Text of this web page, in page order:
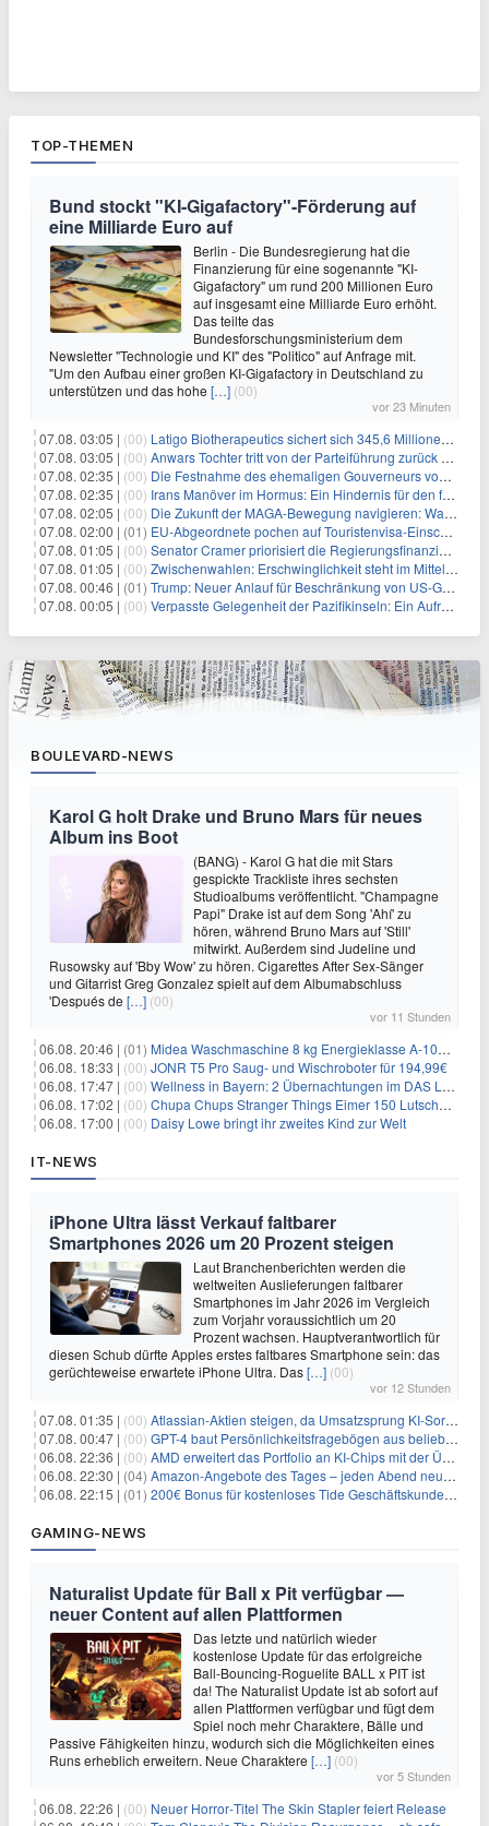
TOP-THEMEN
Bund stockt "KI-Gigafactory"-Förderung auf
eine Milliarde Euro auf
Berlin - Die Bundesregierung hat die
Finanzierung für eine sogenannte "KI-
Gigafactory" um rund 200 Millionen Euro
auf insgesamt eine Milliarde Euro erhöht.
Das teilte das
Bundesforschungsministerium dem
Newsletter "Technologie und KI" des "Politico" auf Anfrage mit.
"Um den Aufbau einer großen KI-Gigafactory in Deutschland zu
unterstützen und das hohe […] (00)
vor 23 Minuten
07.08. 03:05 | (00) Latigo Biotherapeutics sichert sich 345,6 Millionen Dollar in einer erhöhten IPO und ebnet den Weg für nicht-opioide Schmerztherapie
07.08. 03:05 | (00) Anwars Tochter tritt von der Parteiführung zurück und hebt politische Turbulenzen hervor
07.08. 02:35 | (00) Die Festnahme des ehemaligen Gouverneurs von Mexiko hebt die anhaltenden Herausforderungen in der Governance und im Geschäftsumfeld hervor
07.08. 02:35 | (00) Irans Manöver im Hormus: Ein Hindernis für den freien Handel und das Investorenvertrauen
07.08. 02:05 | (00) Die Zukunft der MAGA-Bewegung navigieren: Was steht für Investoren auf dem Spiel?
07.08. 02:00 | (01) EU-Abgeordnete pochen auf Touristenvisa-Einschränkungen für Russen
07.08. 01:05 | (00) Senator Cramer priorisiert die Regierungsfinanzierung angesichts des bevorstehenden Ferienbeginns
07.08. 01:05 | (00) Zwischenwahlen: Erschwinglichkeit steht im Mittelpunkt, während die Demokraten auf die Mehrheit im Repräsentantenhaus zielen
07.08. 00:46 | (01) Trump: Neuer Anlauf für Beschränkung von US-Geburtsrecht
07.08. 00:05 | (00) Verpasste Gelegenheit der Pazifikinseln: Ein Aufruf zu einer stärkeren Haltung gegen Chinas militärische Provokationen
BOULEVARD-NEWS
Karol G holt Drake und Bruno Mars für neues
Album ins Boot
(BANG) - Karol G hat die mit Stars
gespickte Trackliste ihres sechsten
Studioalbums veröffentlicht. "Champagne
Papi" Drake ist auf dem Song 'Ahí' zu
hören, während Bruno Mars auf 'Still'
mitwirkt. Außerdem sind Judeline und
Rusowsky auf 'Bby Wow' zu hören. Cigarettes After Sex-Sänger
und Gitarrist Greg Gonzalez spielt auf dem Albumabschluss
'Después de […] (00)
vor 11 Stunden
06.08. 20:46 | (01) Midea Waschmaschine 8 kg Energieklasse A-10% 1400 U/Min für 289,97€
06.08. 18:33 | (00) JONR T5 Pro Saug- und Wischroboter für 194,99€
06.08. 17:47 | (00) Wellness in Bayern: 2 Übernachtungen im DAS LUDWIG Sports Resort inkl. HP + Wellness ab 174€ p.P.
06.08. 17:02 | (00) Chupa Chups Stranger Things Eimer 150 Lutscher für 21,95€
06.08. 17:00 | (00) Daisy Lowe bringt ihr zweites Kind zur Welt
IT-NEWS
iPhone Ultra lässt Verkauf faltbarer
Smartphones 2026 um 20 Prozent steigen
Laut Branchenberichten werden die
weltweiten Auslieferungen faltbarer
Smartphones im Jahr 2026 im Vergleich
zum Vorjahr voraussichtlich um 20
Prozent wachsen. Hauptverantwortlich für
diesen Schub dürfte Apples erstes faltbares Smartphone sein: das
gerüchteweise erwartete iPhone Ultra. Das[…] (00)
vor 12 Stunden
07.08. 01:35 | (00) Atlassian-Aktien steigen, da Umsatzsprung KI-Sorgen dämpft
07.08. 00:47 | (00) GPT-4 baut Persönlichkeitsfragebögen aus beliebigen Texten und sagt Antworten voraus
06.08. 22:36 | (00) AMD erweitert das Portfolio an KI-Chips mit der Übernahme von Taalas
06.08. 22:30 | (04) Amazon-Angebote des Tages – jeden Abend neue Deals zum Stöbern
06.08. 22:15 | (01) 200€ Bonus für kostenloses Tide Geschäftskundenkonto
GAMING-NEWS
Naturalist Update für Ball x Pit verfügbar —
neuer Content auf allen Plattformen
Das letzte und natürlich wieder
kostenlose Update für das erfolgreiche
Ball-Bouncing-Roguelite BALL x PIT ist
da! The Naturalist Update ist ab sofort auf
allen Plattformen verfügbar und fügt dem
Spiel noch mehr Charaktere, Bälle und
Passive Fähigkeiten hinzu, wodurch sich die Möglichkeiten eines
Runs erheblich erweitern. Neue Charaktere […] (00)
vor 5 Stunden
06.08. 22:26 | (00) Neuer Horror‑Titel The Skin Stapler feiert Release